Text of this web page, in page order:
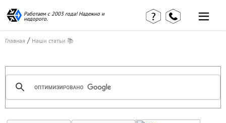
Работаем с 2003 года! Надежно и
недорого.
Главная / Наши статьи 📚
клиентов
Контакты
Вакансии
КВЭД в
Наши
консультации
Калькулятор